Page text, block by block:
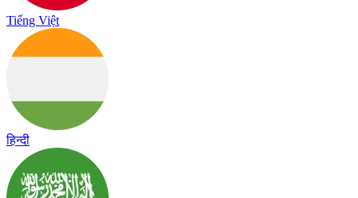
Tiếng Việt
हिन्दी